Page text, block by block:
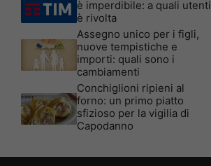
è imperdibile: a quali utenti
è rivolta
Assegno unico per i figli,
nuove tempistiche e
importi: quali sono i
cambiamenti
Conchiglioni ripieni al
forno: un primo piatto
sfizioso per la vigilia di
Capodanno